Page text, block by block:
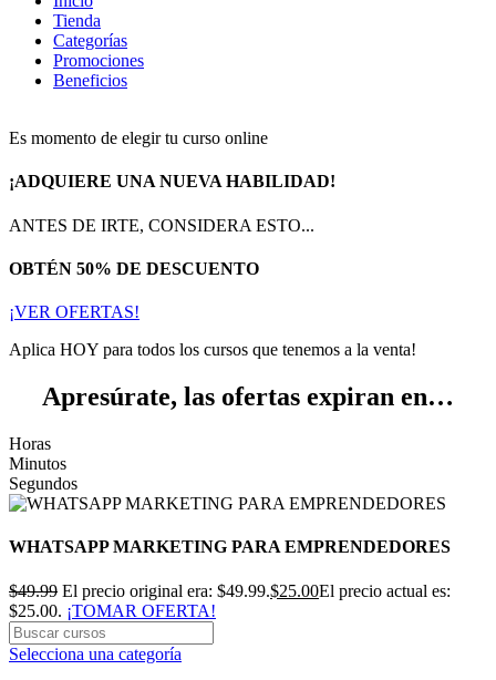
Tienda
Categorías
Promociones
Beneficios
Es momento de elegir tu curso online
¡ADQUIERE UNA NUEVA HABILIDAD!
ANTES DE IRTE, CONSIDERA ESTO...
OBTÉN 50% DE DESCUENTO
¡VER OFERTAS!
Aplica HOY para todos los cursos que tenemos a la venta!
Apresúrate, las ofertas expiran en…
Horas
Minutos
Segundos
WHATSAPP MARKETING PARA EMPRENDEDORES
$49.99 El precio original era: $49.99.$25.00El precio actual es:
$25.00. ¡TOMAR OFERTA!
Selecciona una categoría